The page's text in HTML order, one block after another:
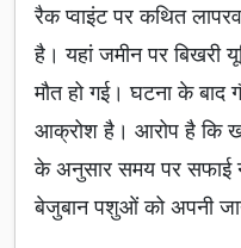
रैक प्वाइंट पर कथित
है। यहां जमीन पर बिखरी
मौत हो गई। घटना के बाद
आक्रोश है। आरोप है कि
के अनुसार समय पर सफाई
बेजुबान पशुओं को अपनी